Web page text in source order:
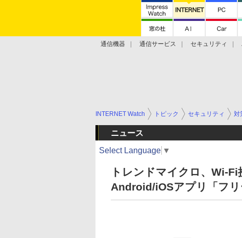
通信機器 通信サービス セキュリティ
INTERNET Watch トピック セキュリティ 対
ニュース
Select Language ▼
トレンドマイクロ、Wi-
Android/iOSアプリ「フリ